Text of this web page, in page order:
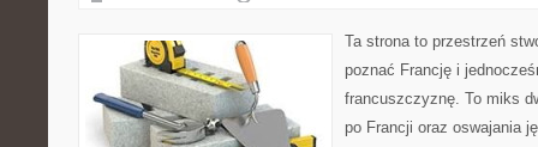
Ta strona to przestrzeń
poznać Francję i
francuszczyznę. To miks
po Francji oraz oswajania